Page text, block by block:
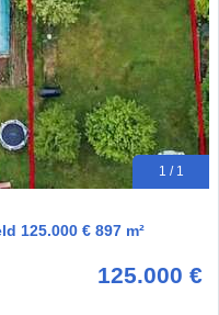
1 / 1
125.000 € 897 m²
125.000 €